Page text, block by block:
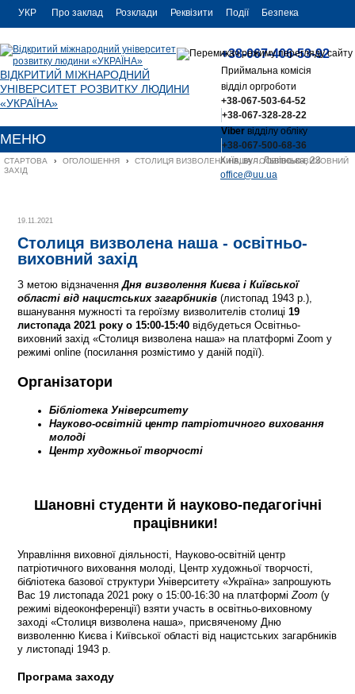
УКР
ENG
Про заклад Розклади Реквізити Події Безпека
ВІДКРИТИЙ МІЖНАРОДНИЙ
УНІВЕРСИТЕТ РОЗВИТКУ ЛЮДИНИ
«УКРАЇНА»
+38-067-406-53-92
Приймальна комісія
відділ оргроботи
+38-067-503-64-52
+38-067-328-28-22
Viberвідділу обліку
+38-067-500-68-36
Київ, вул. Львівська, 23
office@uu.ua
МЕНЮ
СТАРТОВА › ОГОЛОШЕННЯ ›
СТОЛИЦЯ ВИЗВОЛЕНА НАША - ОСВІТНЬО-ВИХОВНИЙ
ЗАХІД
19.11.2021
Столиця визволена наша - освітньо-
виховний захід
З метою відзначенняДня визволення Києва і Київської
області від нацистських загарбників (листопад 1943 р.),
вшанування мужності та героїзму визволителів столиці19
листопада 2021 року о 15:00-15:40 відбудеться Освітньо-
виховний захід «Столиця визволена наша» на платформі Zoom у
режимі online (посилання розмістимо у даній події).
Організатори
Бібліотека Університету
Науково-освітній центр патріотичного виховання
молоді
Центр художньої творчості
Шановні студенти й науково-педагогічні
працівники!
Управління виховної діяльності, Науково-освітній центр
патріотичного виховання молоді, Центр художньої творчості,
бібліотека базової структури Університету «Україна» запрошують
Вас 19 листопада 2021 року о 15:00-16:30 на платформіZoom (у
режимі відеоконференції) взяти участь в освітньо-виховному
заході «Столиця визволена наша», присвяченому Дню
визволенню Києва і Київської області від нацистських загарбників
у листопаді 1943 р.
Програма заходу